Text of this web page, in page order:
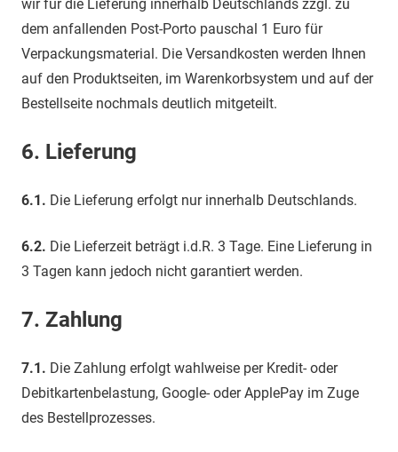
wir für die Lieferung innerhalb Deutschlands zzgl. zu
dem anfallenden Post-Porto pauschal 1 Euro für
Verpackungsmaterial. Die Versandkosten werden Ihnen
auf den Produktseiten, im Warenkorbsystem und auf der
Bestellseite nochmals deutlich mitgeteilt.
6. Lieferung
6.1. Die Lieferung erfolgt nur innerhalb Deutschlands.
6.2. Die Lieferzeit beträgt i.d.R. 3 Tage. Eine Lieferung in
3 Tagen kann jedoch nicht garantiert werden.
7. Zahlung
7.1. Die Zahlung erfolgt wahlweise per Kredit- oder
Debitkartenbelastung, Google- oder ApplePay im Zuge
des Bestellprozesses.